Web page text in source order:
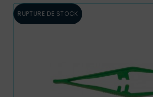
RUPTURE DE STOCK